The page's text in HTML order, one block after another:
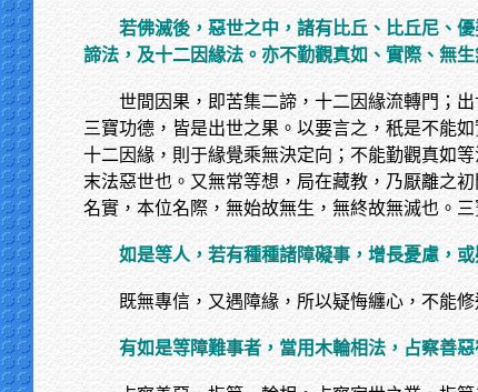
若佛滅後，惡世之中，諸有比丘、比丘尼、
諦法，及十二因緣法。亦不勤觀真如、實際、無
世間因果，即苦集二諦，十二因緣流轉門；
三寶功德，皆是出世之果。以要言之，秖是不能
十二因緣，則于緣覺乘無決定向；不能勤觀真如
末法惡世也。又無常等想，局在藏教，乃厭離之
名實，本位名際，無始故無生，無終故無滅也。
如是等人，若有種種諸障礙事，增長憂慮，
既無專信，又遇障緣，所以疑悔纏心，不能
有如是等障難事者，當用木輪相法，占察善